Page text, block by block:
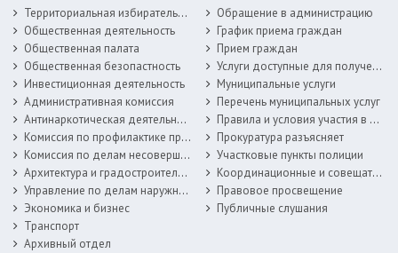
Территориальная избирательная комиссия
Общественная деятельность
Общественная палата
Общественная безопастность
Инвестиционная деятельность
Административная комиссия
Антинаркотическая деятельность
Комиссия по профилактике правонарушений
Комиссия по делам несовершеннолетних
Архитектура и градостроительство
Управление по делам наружной рекламы
Экономика и бизнес
Транспорт
Архивный отдел
Обращение в администрацию
График приема граждан
Прием граждан
Услуги доступные для получения в электронной форме
Муниципальные услуги
Перечень муниципальных услуг
Правила и условия участия в жилищных программах
Прокуратура разъясняет
Участковые пункты полиции
Координационные и совещательные органы
Правовое просвещение
Публичные слушания